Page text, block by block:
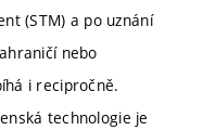
(STM) a po uznání
nebo
i recipročně.
technologie je